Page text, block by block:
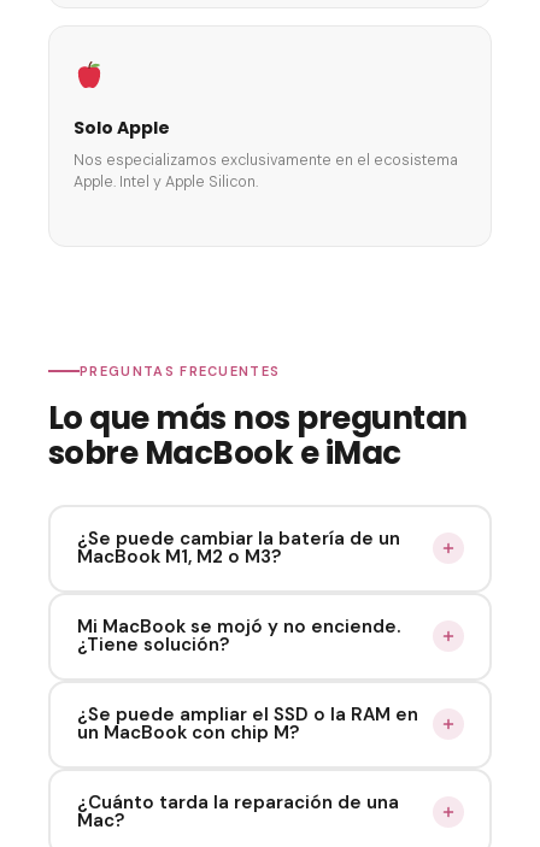
Solo Apple
Nos especializamos exclusivamente en el ecosistema
Apple. Intel y Apple Silicon.
PREGUNTAS FRECUENTES
Lo que más nos preguntan
sobre MacBook e iMac
¿Se puede cambiar la batería de un
MacBook M1, M2 o M3?
Sí. Aunque los MacBook con Apple Silicon
tienen la batería soldada, el reemplazo es
adecuadas. Trabajamos con baterías de alta
capacidad compatible. La operación requiere
completamente viable.
Mi MacBook se mojó y no enciende.
¿Tiene solución?
En muchos casos sí. Lo fundamental es traerlo
lo antes posible sin intentar encenderlo.
diagnóstico de componentes afectados.
Cuanto antes llega, mayores son las chances
¿Se puede ampliar el SSD o la RAM en
un MacBook con chip M?
No. En los MacBook con Apple Silicon (M1, M2,
M3), la RAM y el SSD están integrados en el
¿Cuánto tarda la reparación de una
Mac?